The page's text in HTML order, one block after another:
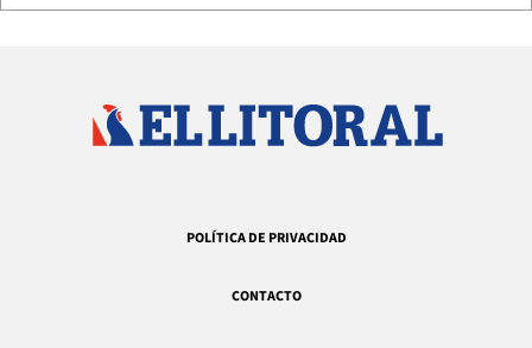
POLÍTICA DE PRIVACIDAD
CONTACTO